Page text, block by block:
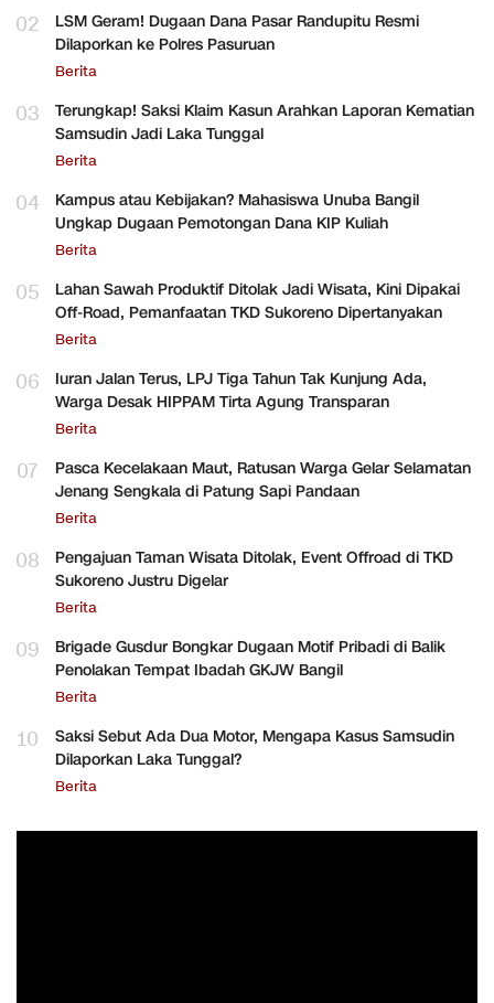
02
LSM Geram! Dugaan Dana Pasar Randupitu Resmi
Dilaporkan ke Polres Pasuruan
Berita
03
Terungkap! Saksi Klaim Kasun Arahkan Laporan Kematian
Samsudin Jadi Laka Tunggal
Berita
04
Kampus atau Kebijakan? Mahasiswa Unuba Bangil
Ungkap Dugaan Pemotongan Dana KIP Kuliah
Berita
05
Lahan Sawah Produktif Ditolak Jadi Wisata, Kini Dipakai
Off-Road, Pemanfaatan TKD Sukoreno Dipertanyakan
Berita
06
Iuran Jalan Terus, LPJ Tiga Tahun Tak Kunjung Ada,
Warga Desak HIPPAM Tirta Agung Transparan
Berita
07
Pasca Kecelakaan Maut, Ratusan Warga Gelar Selamatan
Jenang Sengkala di Patung Sapi Pandaan
Berita
08
Pengajuan Taman Wisata Ditolak, Event Offroad di TKD
Sukoreno Justru Digelar
Berita
09
Brigade Gusdur Bongkar Dugaan Motif Pribadi di Balik
Penolakan Tempat Ibadah GKJW Bangil
Berita
10
Saksi Sebut Ada Dua Motor, Mengapa Kasus Samsudin
Dilaporkan Laka Tunggal?
Berita